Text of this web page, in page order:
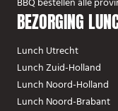
BEZORGING
Lunch Utrecht
Lunch Zuid-Holland
Lunch Noord-Holland
Lunch Noord-Brabant